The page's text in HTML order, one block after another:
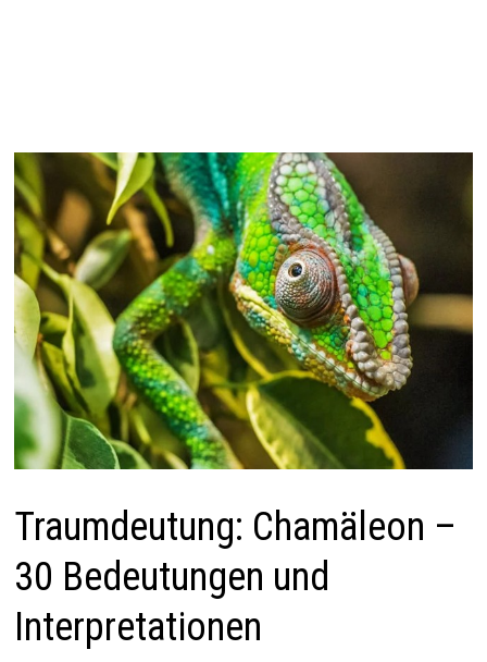
Traumdeutung: Chamäleon –
30 Bedeutungen und
Interpretationen